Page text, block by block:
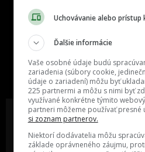
slovenskom
najzabávnejšie
Oslov reklamou viac ako milión
Uchovávanie alebo
Ďalšie informácie
Vaše osobné údaje budú
zariadenia (súbory cookie,
údaje o zariadení) môžu byť
225 partnermi a môžu s nimi byť
využívané konkrétne týmito
partneri môžeme používať presné
si zoznam partnerov.
Niektorí dodávatelia môžu
základe oprávneného záujmu,